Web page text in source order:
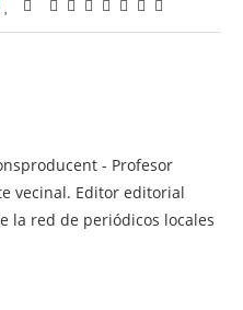
- Profesor
vecinal. Editor editorial
la red de periódicos locales